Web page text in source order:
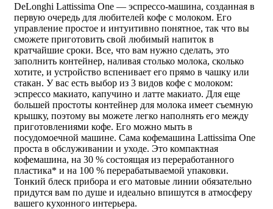
DeLonghi Lattissima One — эспрессо-машина, созданная в
первую очередь для любителей кофе с молоком. Его
управление простое и интуитивно понятное, так что вы
сможете приготовить свой любимый напиток в
кратчайшие сроки. Все, что вам нужно сделать, это
заполнить контейнер, наливая столько молока, сколько
хотите, и устройство вспенивает его прямо в чашку или
стакан. У вас есть выбор из 3 видов кофе с молоком:
эспрессо макиато, капучино и латте макиато. Для еще
большей простоты контейнер для молока имеет съемную
крышку, поэтому вы можете легко наполнять его между
приготовлениями кофе. Его можно мыть в
посудомоечной машине. Сама кофемашина Lattissima One
проста в обслуживании и уходе. Это компактная
кофемашина, на 30 % состоящая из переработанного
пластика* и на 100 % перерабатываемой упаковки.
Тонкий блеск прибора и его матовые линии обязательно
придутся вам по душе и идеально впишутся в атмосферу
вашего кухонного интерьера.